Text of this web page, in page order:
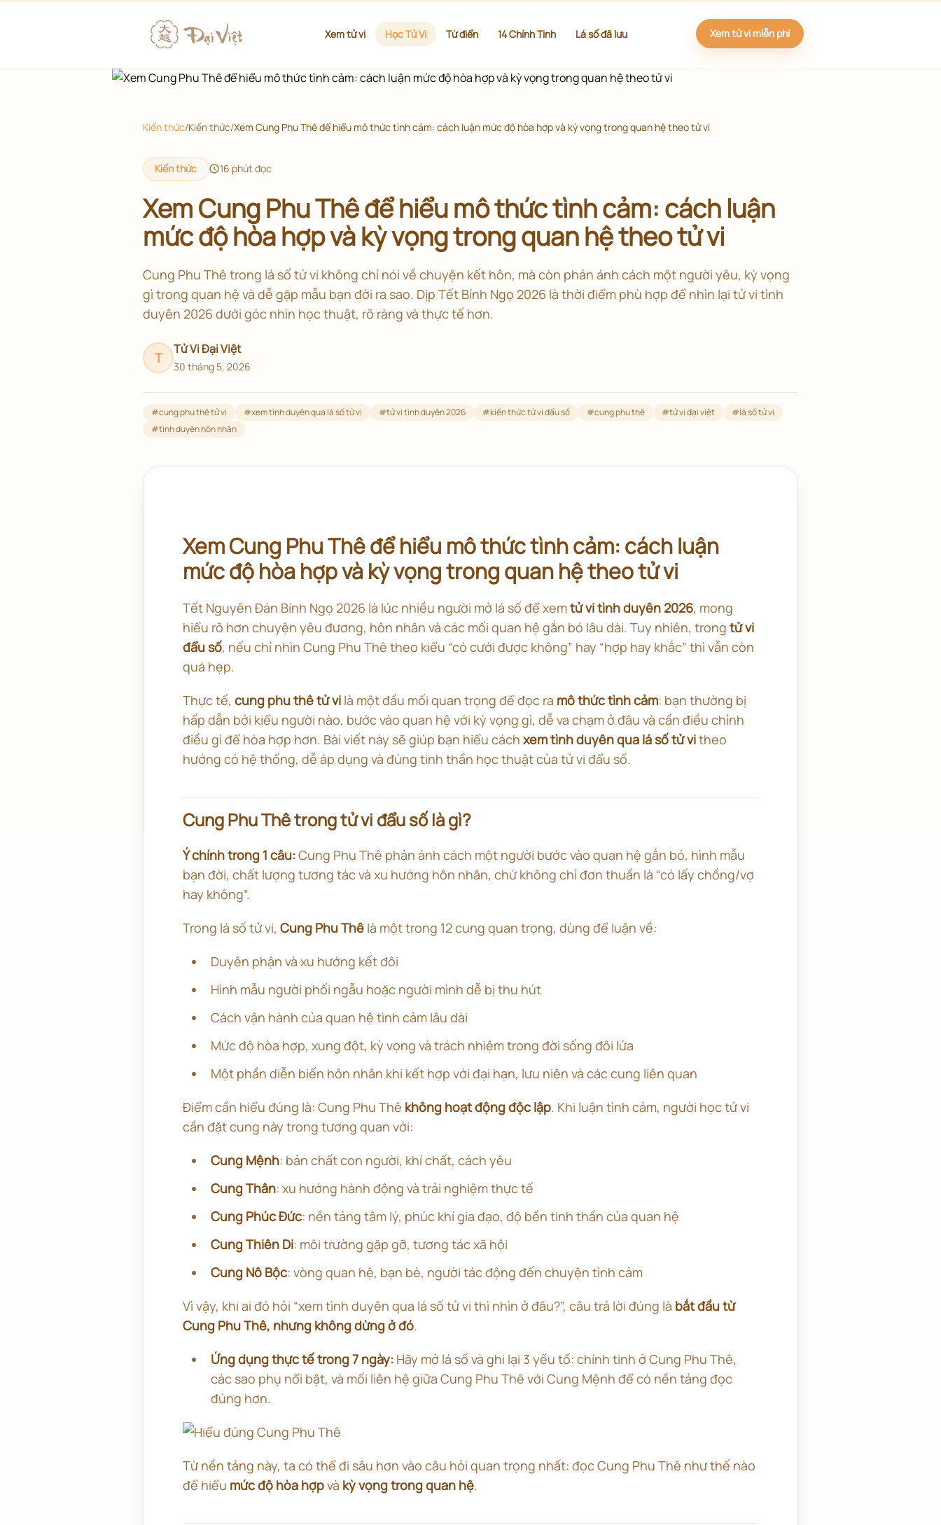
Xem tử vi Học Tử Vi Từ điển 14 Chính Tinh Lá số đã lưu Xem tử vi miễn phí
Kiến thức/Kiến thức/Xem Cung Phu Thê để hiểu mô thức tình cảm: cách luận mức độ hòa hợp và kỳ vọng trong quan hệ theo tử vi
Kiến thức 16 phút đọc
Xem Cung Phu Thê để hiểu mô thức tình cảm: cách luận
mức độ hòa hợp và kỳ vọng trong quan hệ theo tử vi
Cung Phu Thê trong lá số tử vi không chỉ nói về chuyện kết hôn, mà còn phản ánh cách một người yêu, kỳ vọng
gì trong quan hệ và dễ gặp mẫu bạn đời ra sao. Dịp Tết Bính Ngọ 2026 là thời điểm phù hợp để nhìn lại tử vi tình
duyên 2026 dưới góc nhìn học thuật, rõ ràng và thực tế hơn.
T
Tử Vi Đại Việt
30 tháng 5, 2026
#cung phu thê tử vi #xem tình duyên qua lá số tử vi #tử vi tình duyên 2026 #kiến thức tử vi đẩu số #cung phu thê #tử vi đại việt #lá số tử vi
#tình duyên hôn nhân
Xem Cung Phu Thê để hiểu mô thức tình cảm: cách luận
mức độ hòa hợp và kỳ vọng trong quan hệ theo tử vi
Tết Nguyên Đán Bính Ngọ 2026 là lúc nhiều người mở lá số để xemtử vi tình duyên 2026, mong
hiểu rõ hơn chuyện yêu đương, hôn nhân và các mối quan hệ gắn bó lâu dài. Tuy nhiên, trong tử vi
đẩu số, nếu chỉ nhìn Cung Phu Thê theo kiểu “có cưới được không” hay “hợp hay khắc” thì vẫn còn
quá hẹp.
Thực tế, cung phu thê tử vi là một đầu mối quan trọng để đọc ra mô thức tình cảm: bạn thường bị
hấp dẫn bởi kiểu người nào, bước vào quan hệ với kỳ vọng gì, dễ va chạm ở đâu và cần điều chỉnh
điều gì để hòa hợp hơn. Bài viết này sẽ giúp bạn hiểu cách xem tình duyên qua lá số tử vitheo
hướng có hệ thống, dễ áp dụng và đúng tinh thần học thuật của tử vi đẩu số.
Cung Phu Thê trong tử vi đẩu số là gì?
Ý chính trong 1 câu:Cung Phu Thê phản ánh cách một người bước vào quan hệ gắn bó, hình mẫu
bạn đời, chất lượng tương tác và xu hướng hôn nhân, chứ không chỉ đơn thuần là “có lấy chồng/vợ
hay không”.
Trong lá số tử vi, Cung Phu Thê là một trong 12 cung quan trọng, dùng để luận về:
Duyên phận và xu hướng kết đôi
Hình mẫu người phối ngẫu hoặc người mình dễ bị thu hút
Cách vận hành của quan hệ tình cảm lâu dài
Mức độ hòa hợp, xung đột, kỳ vọng và trách nhiệm trong đời sống đôi lứa
Một phần diễn biến hôn nhân khi kết hợp với đại hạn, lưu niên và các cung liên quan
Điểm cần hiểu đúng là: Cung Phu Thê không hoạt động độc lập. Khi luận tình cảm, người học tử vi
cần đặt cung này trong tương quan với:
Cung Mệnh: bản chất con người, khí chất, cách yêu
Cung Thân: xu hướng hành động và trải nghiệm thực tế
Cung Phúc Đức: nền tảng tâm lý, phúc khí gia đạo, độ bền tinh thần của quan hệ
Cung Thiên Di: môi trường gặp gỡ, tương tác xã hội
Cung Nô Bộc: vòng quan hệ, bạn bè, người tác động đến chuyện tình cảm
Vì vậy, khi ai đó hỏi “xem tình duyên qua lá số tử vi thì nhìn ở đâu?”, câu trả lời đúng là bắt đầu từ
Cung Phu Thê, nhưng không dừng ở đó.
Ứng dụng thực tế trong 7 ngày: Hãy mở lá số và ghi lại 3 yếu tố: chính tinh ở Cung Phu Thê,
các sao phụ nổi bật, và mối liên hệ giữa Cung Phu Thê với Cung Mệnh để có nền tảng đọc
đúng hơn.
Từ nền tảng này, ta có thể đi sâu hơn vào câu hỏi quan trọng nhất: đọc Cung Phu Thê như thế nào
để hiểu mức độ hòa hợpvà kỳ vọng trong quan hệ.